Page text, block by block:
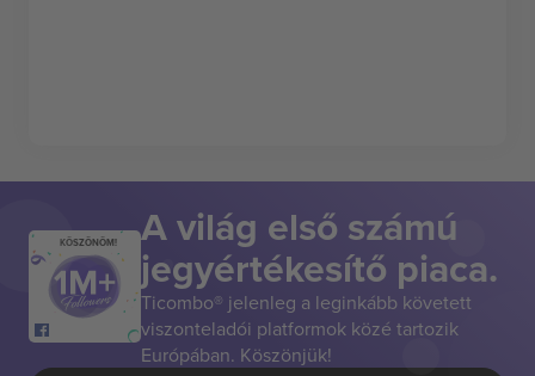
KÖSZÖNÖM! A világ első számú
jegyértékesítő piaca.
Ticombo® jelenleg a leginkább követett
viszonteladói platformok közé tartozik
Európában. Köszönjük!